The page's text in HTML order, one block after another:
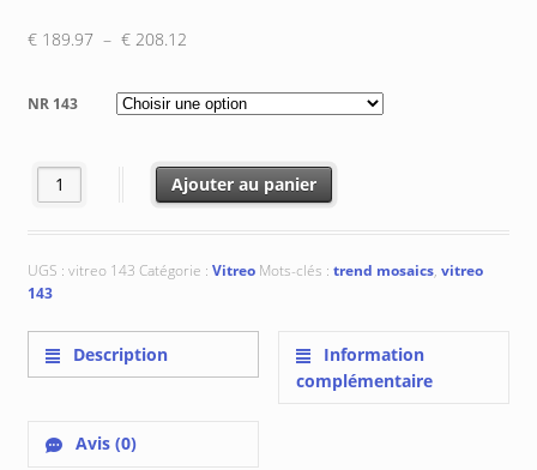
€189.97 – €208.12Plage
prix :
€ 189.97
€ 208.12
NR 143
quantité de Vitreo 143Ajouter au panier
UGS : vitreo 143 Catégorie : Vitreo Mots-clés : trend mosaics, vitreo
143
Description
Information
complémentaire
Avis (0)